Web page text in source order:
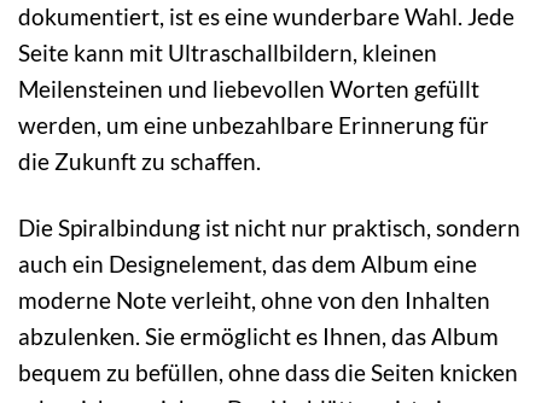
dokumentiert, ist es eine wunderbare Wahl. Jede
Seite kann mit Ultraschallbildern, kleinen
Meilensteinen und liebevollen Worten gefüllt
werden, um eine unbezahlbare Erinnerung für
die Zukunft zu schaffen.
Die Spiralbindung ist nicht nur praktisch, sondern
auch ein Designelement, das dem Album eine
moderne Note verleiht, ohne von den Inhalten
abzulenken. Sie ermöglicht es Ihnen, das Album
bequem zu befüllen, ohne dass die Seiten knicken